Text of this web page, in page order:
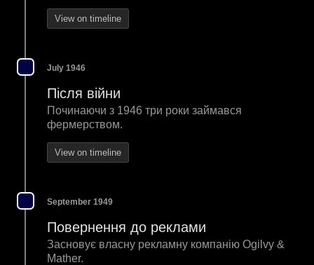
View on timeline
July 1946
Після війни
Починаючи з 1946 три роки займався
фермерством.
View on timeline
September 1949
Повернення до реклами
Засновує власну рекламну компанію Ogilvy &
Mather.